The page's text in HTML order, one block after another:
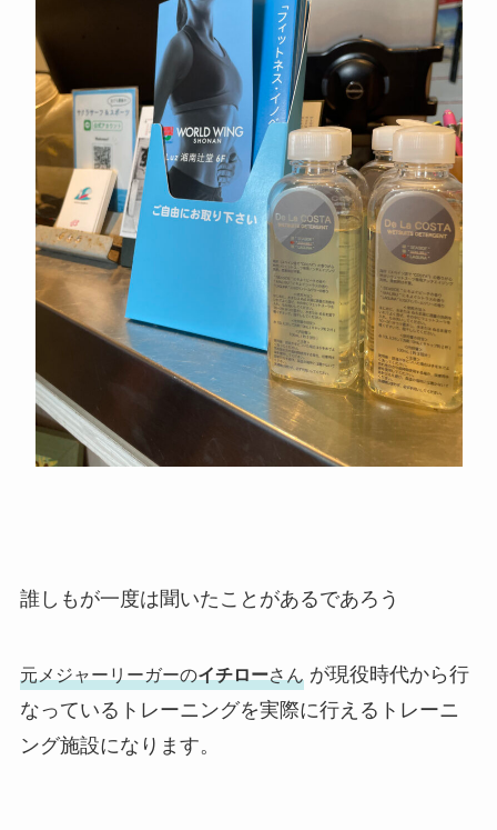
誰しもが一度は聞いたことがあるであろう
元メジャーリーガーのイチローさんが現役時代から行
なっているトレーニングを実際に行えるトレーニ
ング施設になります。